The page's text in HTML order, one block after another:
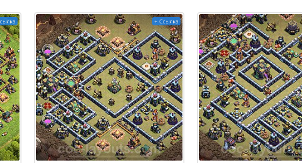
+ Ссылка